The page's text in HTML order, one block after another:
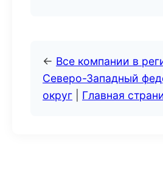
← Все компании в
Северо-Западный
округ
Главная